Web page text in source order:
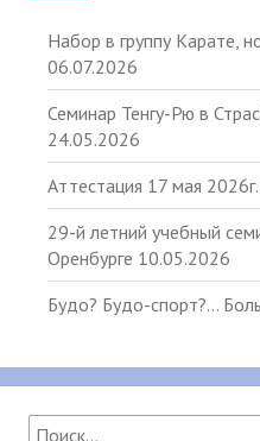
Набор в группу Карате,
06.07.2026
Семинар Тенгу-Рю в
24.05.2026
Аттестация 17 мая
29-й летний учебный
Оренбурге 10.05.2026
Будо? Будо-спорт?…
Найти: